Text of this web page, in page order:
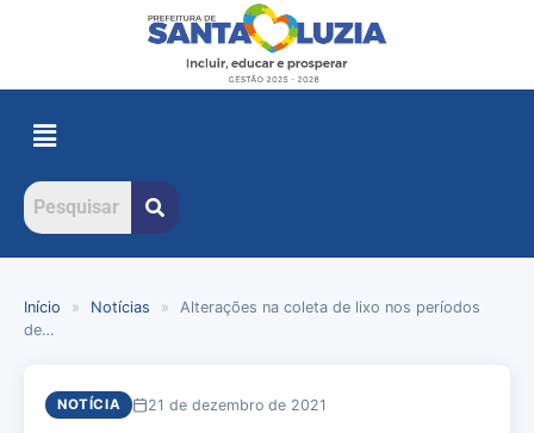
Início » Notícias »
Alterações na coleta de lixo nos períodos
de…
NOTÍCIA 21 de dezembro de 2021